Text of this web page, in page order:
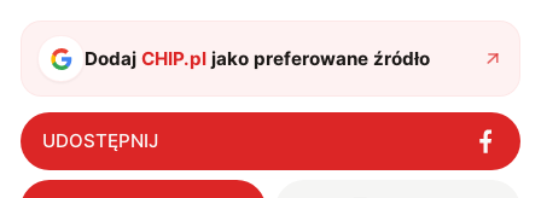
DodajCHIP.pl jako preferowane źródło
UDOSTĘPNIJ